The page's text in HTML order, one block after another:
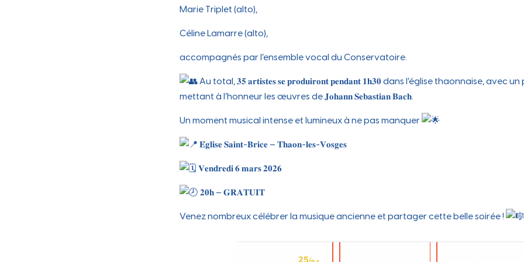
Marie Triplet (alto),
Céline Lamarre (alto),
accompagnés par l’ensemble vocal du Conservatoire.
Au total, 𝟑𝟓 𝐚𝐫𝐭𝐢𝐬𝐭𝐞𝐬 𝐬𝐞 𝐩𝐫𝐨𝐝𝐮𝐢𝐫𝐨𝐧𝐭 𝐩𝐞𝐧𝐝𝐚𝐧𝐭 𝟏𝐡𝟑𝟎 dans l’église thaonnaise, avec
mettant à l’honneur les œuvres de 𝐉𝐨𝐡𝐚𝐧𝐧 𝐒𝐞𝐛𝐚𝐬𝐭𝐢𝐚𝐧 𝐁𝐚𝐜𝐡.
Un moment musical intense et lumineux à ne pas manquer
𝐄́𝐠𝐥𝐢𝐬𝐞 𝐒𝐚𝐢𝐧𝐭-𝐁𝐫𝐢𝐜𝐞 – 𝐓𝐡𝐚𝐨𝐧-𝐥𝐞𝐬-𝐕𝐨𝐬𝐠𝐞𝐬
𝐕𝐞𝐧𝐝𝐫𝐞𝐝𝐢 𝟔 𝐦𝐚𝐫𝐬 𝟐𝟎𝟐𝟔
𝟐𝟎𝐡 – 𝐆𝐑𝐀𝐓𝐔𝐈𝐓
Venez nombreux célébrer la musique ancienne et partager cette belle soirée !